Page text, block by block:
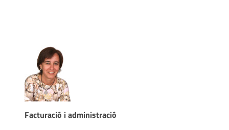
Facturació i administració